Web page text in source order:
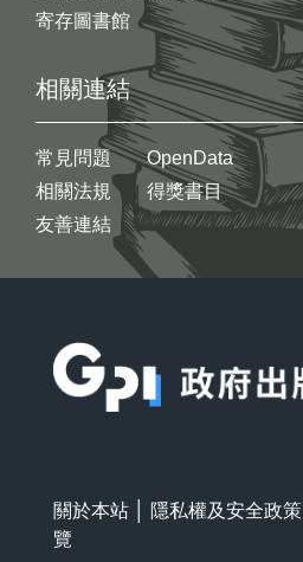
寄存圖書館
相關連結
常見問題
相關法規
友善連結
OpenData
得獎書目
關於本站 隱私權及安全政策
覽